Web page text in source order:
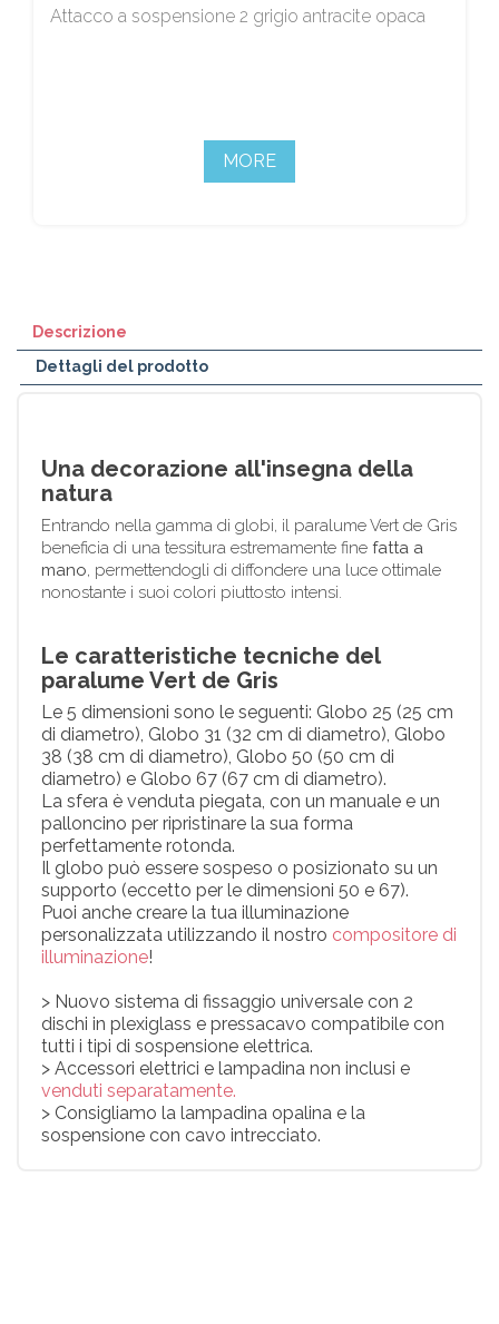
Attacco a sospensione 2 grigio antracite opaca
MORE
Descrizione
Dettagli del prodotto
Una decorazione all'insegna della
natura
Entrando nella gamma di globi, il paralume Vert de Gris
beneficia di una tessitura estremamente fine fatta a
mano, permettendogli di diffondere una luce ottimale
nonostante i suoi colori piuttosto intensi.
Le caratteristiche tecniche del
paralume Vert de Gris
Le 5 dimensioni sono le seguenti: Globo 25 (25 cm
di diametro), Globo 31 (32 cm di diametro), Globo
38 (38 cm di diametro), Globo 50 (50 cm di
diametro) e Globo 67 (67 cm di diametro).
La sfera è venduta piegata, con un manuale e un
palloncino per ripristinare la sua forma
perfettamente rotonda.
Il globo può essere sospeso o posizionato su un
supporto (eccetto per le dimensioni 50 e 67).
Puoi anche creare la tua illuminazione
personalizzata utilizzando il nostro compositore di
illuminazione!
> Nuovo sistema di fissaggio universale con 2
dischi in plexiglass e pressacavo compatibile con
tutti i tipi di sospensione elettrica.
> Accessori elettrici e lampadina non inclusi e
venduti separatamente.
> Consigliamo la lampadina opalina e la
sospensione con cavo intrecciato.